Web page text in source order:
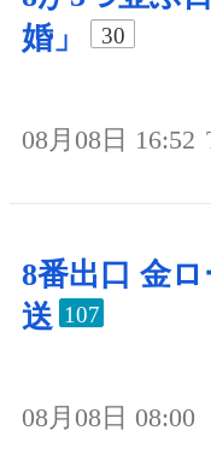
婚」
30
08月08日 16:52
8番出口 金
送 107
08月08日 08:00